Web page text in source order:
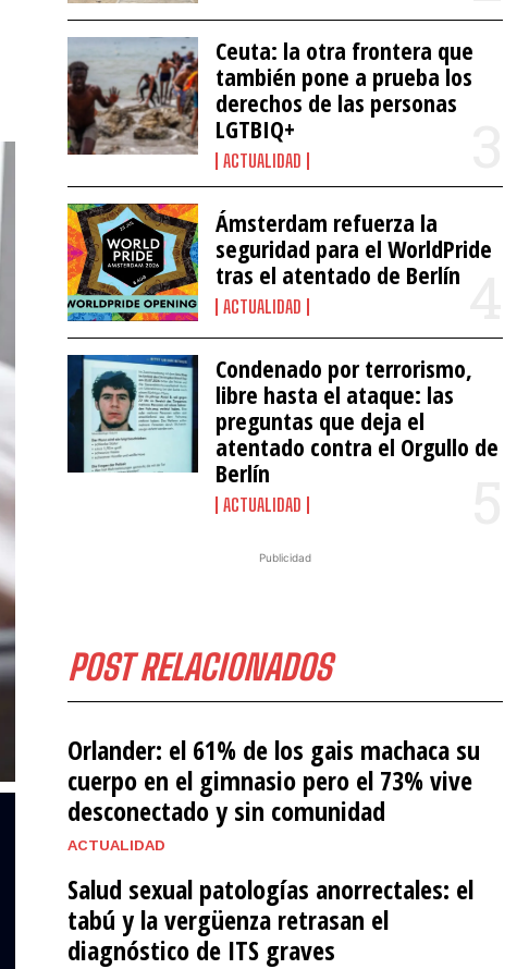
Ceuta: la otra frontera que
también pone a prueba los
derechos de las personas
LGTBIQ+
ACTUALIDAD
Ámsterdam refuerza la
seguridad para el WorldPride
tras el atentado de Berlín
ACTUALIDAD
Condenado por terrorismo,
libre hasta el ataque: las
preguntas que deja el
atentado contra el Orgullo de
Berlín
ACTUALIDAD
Publicidad
POST RELACIONADOS
Orlander: el 61% de los gais machaca su
cuerpo en el gimnasio pero el 73% vive
desconectado y sin comunidad
ACTUALIDAD
Salud sexual patologías anorrectales: el
tabú y la vergüenza retrasan el
diagnóstico de ITS graves